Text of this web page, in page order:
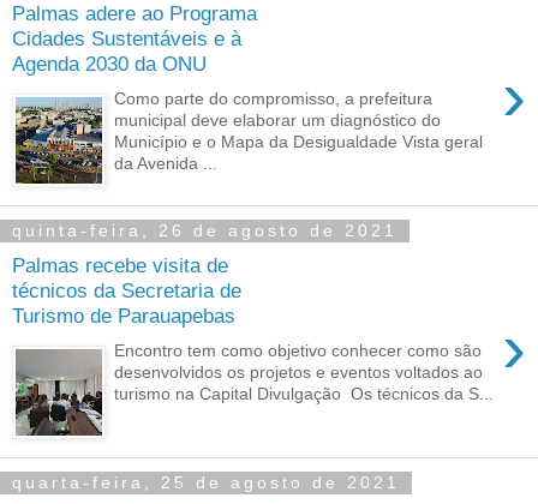
Palmas adere ao Programa
Cidades Sustentáveis e à
Agenda 2030 da ONU
›
Como parte do compromisso, a prefeitura
municipal deve elaborar um diagnóstico do
Município e o Mapa da Desigualdade Vista geral
da Avenida ...
quinta-feira, 26 de agosto de 2021
Palmas recebe visita de
técnicos da Secretaria de
Turismo de Parauapebas
›
Encontro tem como objetivo conhecer como são
desenvolvidos os projetos e eventos voltados ao
turismo na Capital Divulgação Os técnicos da S...
quarta-feira, 25 de agosto de 2021